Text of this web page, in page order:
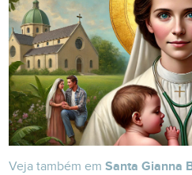
Veja também emSanta Gianna